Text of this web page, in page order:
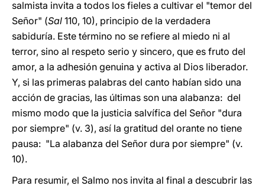
salmista invita a todos los fieles a cultivar el "temor del
Señor" (Sal 110, 10), principio de la verdadera
sabiduría. Este término no se refiere al miedo ni al
terror, sino al respeto serio y sincero, que es fruto del
amor, a la adhesión genuina y activa al Dios liberador.
Y, si las primeras palabras del canto habían sido una
acción de gracias, las últimas son una alabanza: del
mismo modo que la justicia salvífica del Señor "dura
por siempre" (v. 3), así la gratitud del orante no tiene
pausa: "La alabanza del Señor dura por siempre" (v.
10).
Para resumir, el Salmo nos invita al final a descubrir las